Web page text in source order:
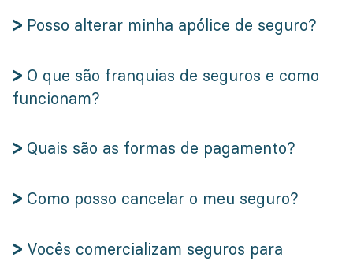
> Posso alterar minha apólice de seguro?
> O que são franquias de seguros e como
funcionam?
> Quais são as formas de pagamento?
> Como posso cancelar o meu seguro?
> Vocês comercializam seguros para